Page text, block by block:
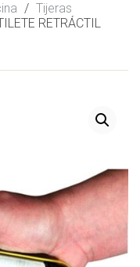
/ Tijeras
RETRÁCTIL